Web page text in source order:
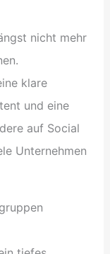
nicht mehr
klare
und eine
auf Social
Unternehmen